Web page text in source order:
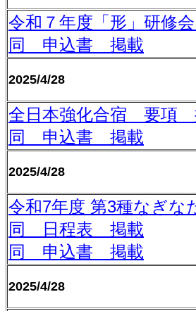
令和７年度「形」研修
同 申込書 掲載
2025/4/28
全日本強化合宿 要項
同 申込書 掲載
2025/4/28
令和7年度 第3種なぎな
同 日程表 掲載
同 申込書 掲載
2025/4/28